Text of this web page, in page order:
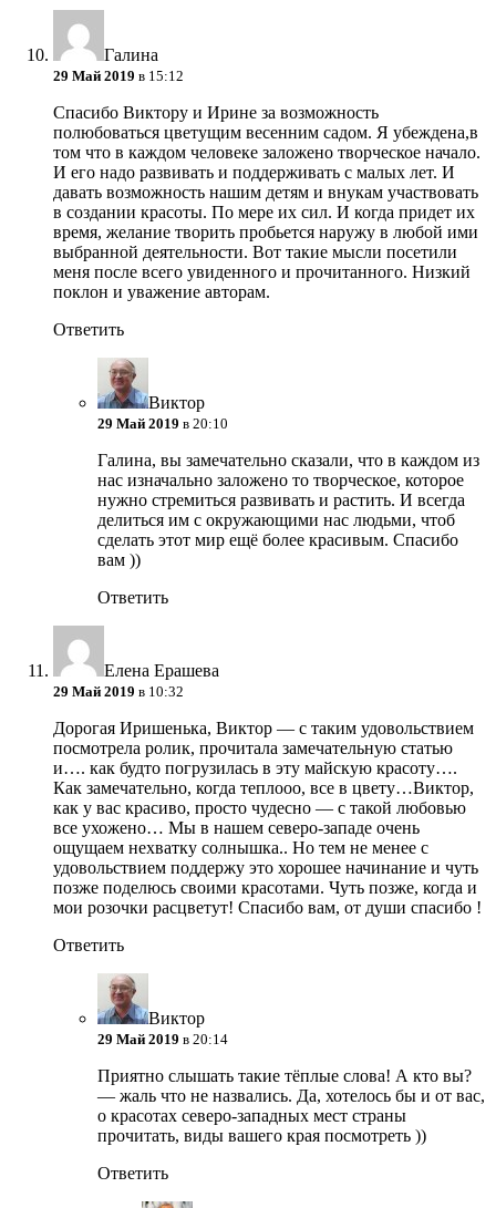
Галина
29 Май 2019 в 15:12
Спасибо Виктору и Ирине за возможность
полюбоваться цветущим весенним садом. Я убеждена,в
том что в каждом человеке заложено творческое начало.
И его надо развивать и поддерживать с малых лет. И
давать возможность нашим детям и внукам участвовать
в создании красоты. По мере их сил. И когда придет их
время, желание творить пробьется наружу в любой ими
выбранной деятельности. Вот такие мысли посетили
меня после всего увиденного и прочитанного. Низкий
поклон и уважение авторам.
Ответить
Виктор
29 Май 2019 в 20:10
Галина, вы замечательно сказали, что в каждом из
нас изначально заложено то творческое, которое
нужно стремиться развивать и растить. И всегда
делиться им с окружающими нас людьми, чтоб
сделать этот мир ещё более красивым. Спасибо
вам ))
Ответить
Елена Ерашева
29 Май 2019 в 10:32
Дорогая Иришенька, Виктор — с таким удовольствием
посмотрела ролик, прочитала замечательную статью
и…. как будто погрузилась в эту майскую красоту….
Как замечательно, когда теплооо, все в цвету…Виктор,
как у вас красиво, просто чудесно — с такой любовью
все ухожено… Мы в нашем северо-западе очень
ощущаем нехватку солнышка.. Но тем не менее с
удовольствием поддержу это хорошее начинание и чуть
позже поделюсь своими красотами. Чуть позже, когда и
мои розочки расцветут! Спасибо вам, от души спасибо !
Ответить
Виктор
29 Май 2019 в 20:14
Приятно слышать такие тёплые слова! А кто вы?
— жаль что не назвались. Да, хотелось бы и от вас,
о красотах северо-западных мест страны
прочитать, виды вашего края посмотреть ))
Ответить